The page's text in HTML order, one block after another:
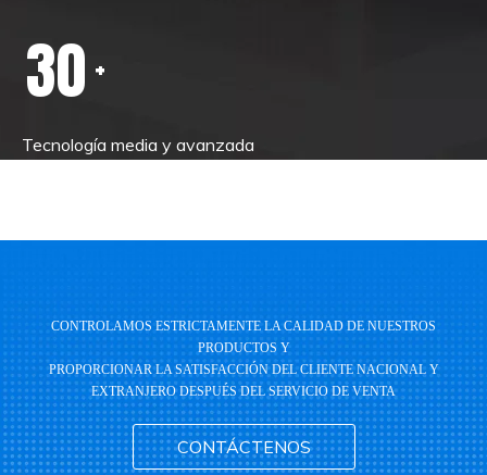
30 +
Tecnología media y avanzada
CONTROLAMOS ESTRICTAMENTE LA CALIDAD DE NUESTROS
PRODUCTOS Y
PROPORCIONAR LA SATISFACCIÓN DEL CLIENTE NACIONAL Y
EXTRANJERO DESPUÉS DEL SERVICIO DE VENTA
CONTÁCTENOS